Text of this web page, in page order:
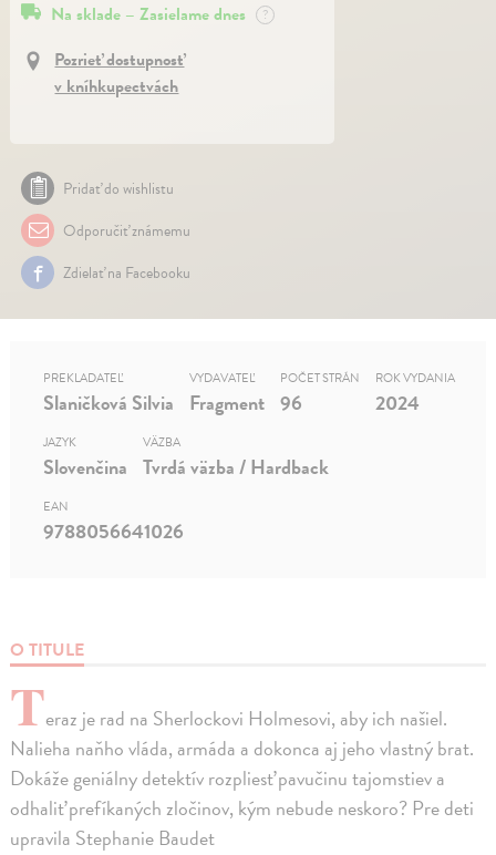
Na sklade – Zasielame dnes ?
Pozrieť dostupnosť
v kníhkupectvách
Pridať do wishlistu
Odporučiť známemu
Zdielať na Facebooku
O TITULE
Teraz je rad na Sherlockovi Holmesovi, aby ich našiel.
Nalieha naňho vláda, armáda a dokonca aj jeho vlastný brat.
Dokáže geniálny detektív rozpliesť pavučinu tajomstiev a
odhaliť prefíkaných zločinov, kým nebude neskoro? Pre deti
upravila Stephanie Baudet
PREKLADATEĽ
Slaničková Silvia
VYDAVATEĽ
Fragment
POČET STRÁN
96
ROK VYDANIA
2024
JAZYK
Slovenčina
VÄZBA
Tvrdá väzba / Hardback
EAN
9788056641026